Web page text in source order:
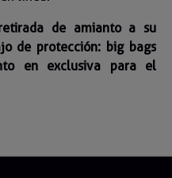
de amianto a su
de protección: big bags
en exclusiva para el